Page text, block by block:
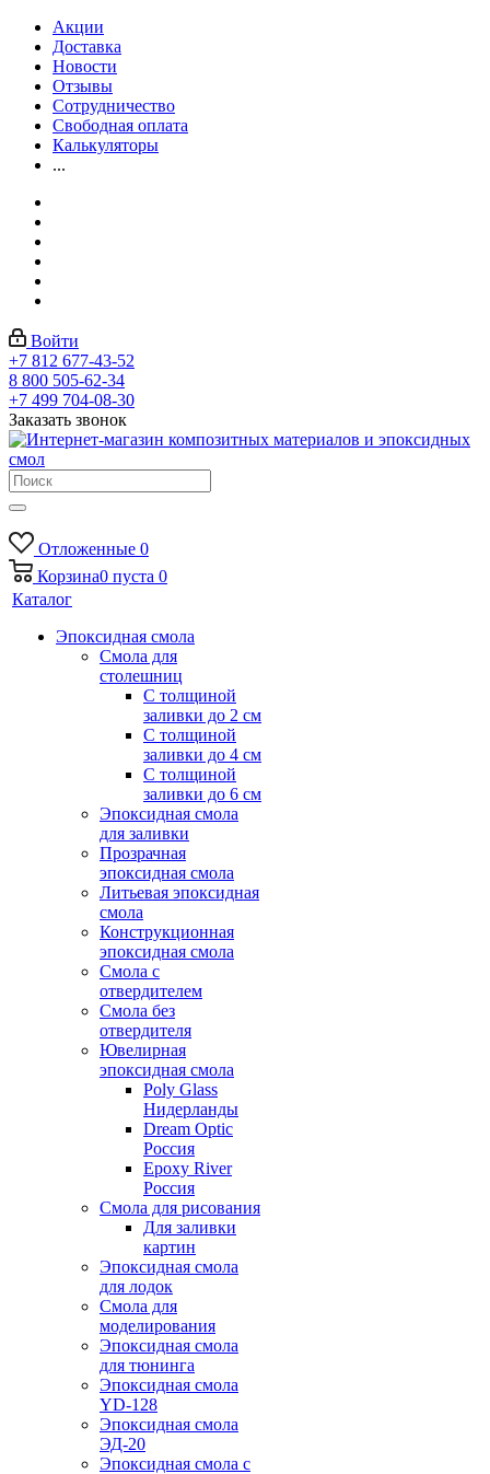
Акции
Доставка
Новости
Отзывы
Сотрудничество
Свободная оплата
Калькуляторы
...
Войти
+7 812 677-43-52
8 800 505-62-34
+7 499 704-08-30
Заказать звонок
Отложенные 0
Корзина0 пуста 0
Каталог
Эпоксидная смола
Смола для
столешниц
С толщиной
заливки до 2 см
С толщиной
заливки до 4 см
С толщиной
заливки до 6 см
Эпоксидная смола
для заливки
Прозрачная
эпоксидная смола
Литьевая эпоксидная
смола
Конструкционная
эпоксидная смола
Смола с
отвердителем
Смола без
отвердителя
Ювелирная
эпоксидная смола
Poly Glass
Нидерланды
Dream Optic
Россия
Epoxy River
Россия
Смола для рисования
Для заливки
картин
Эпоксидная смола
для лодок
Смола для
моделирования
Эпоксидная смола
для тюнинга
Эпоксидная смола
YD-128
Эпоксидная смола
ЭД-20
Эпоксидная смола с